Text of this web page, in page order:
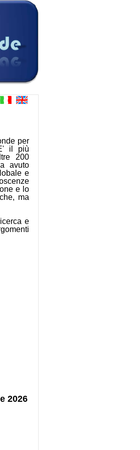
per
il più
200
avuto
e
e lo
ma
e
2026